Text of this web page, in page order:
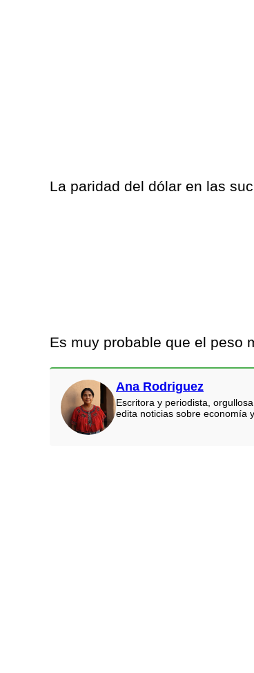
La paridad del dólar en las
Es muy probable que el peso
Ana Rodriguez
Escritora y periodista,
edita noticias sobre economía